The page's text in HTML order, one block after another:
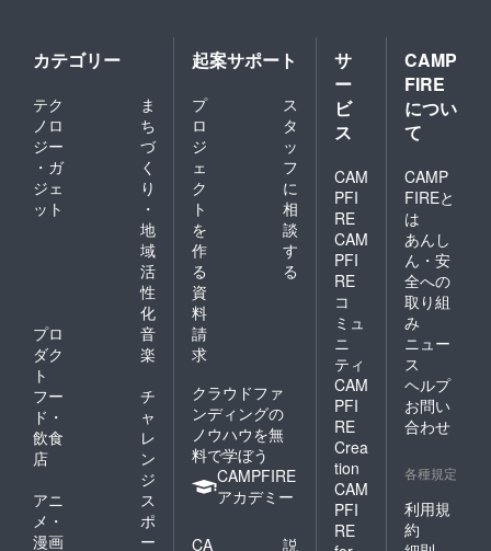
カテゴリー
テク
ノロ
ジー
・ガ
ジェ
ット
ま
ち
づ
く
り
・
地
域
活
性
化
プロ
ダク
ト
音
楽
フー
ド・
飲食
店
チ
ャ
レ
ン
ジ
アニ
メ・
漫画
ス
ポ
ー
起案サポート
プ
ロ
ジ
ェ
ク
ト
を
作
る
ス
タ
ッ
フ
に
相
談
す
る
資
料
請
求
クラウドファ
ンディングの
ノウハウを無
料で学ぼう
CAMPFIRE
アカデミー
CA
説
サ
ー
ビ
ス
CAM
PFI
RE
CAM
PFI
RE
コ
ミュ
ニ
ティ
CAM
PFI
RE
Crea
tion
CAM
PFI
RE
CAMP
FIRE
につい
て
CAMP
FIREと
は
あんし
ん・安
全への
取り組
み
ニュー
ス
ヘルプ
お問い
合わせ
各種規定
利用規
約